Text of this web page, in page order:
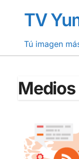
contenidoTV
Tú imagen
Medios